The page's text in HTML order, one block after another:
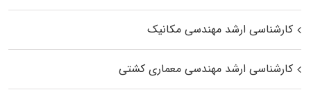
کارشناسی ارشد مهندسی مکانیک
کارشناسی ارشد مهندسی معماری کشتی